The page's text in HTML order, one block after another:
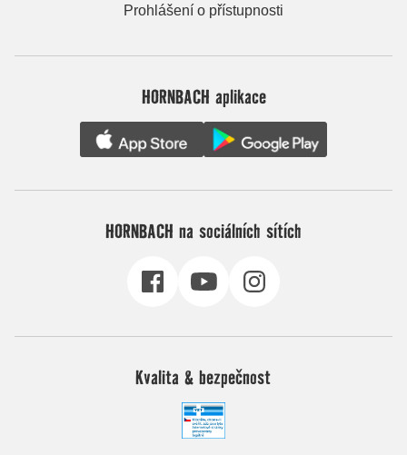
Prohlášení o přístupnosti
HORNBACH aplikace
HORNBACH na sociálních sítích
Kvalita & bezpečnost